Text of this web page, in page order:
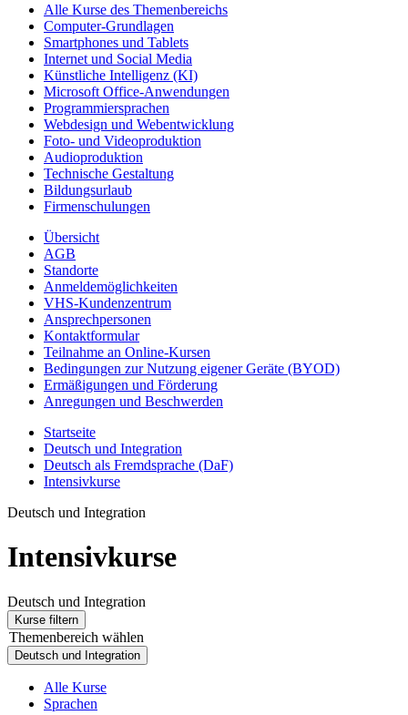
Alle Kurse des Themenbereichs
Computer-Grundlagen
Smartphones und Tablets
Internet und Social Media
Künstliche Intelligenz (KI)
Microsoft Office-Anwendungen
Programmiersprachen
Webdesign und Webentwicklung
Foto- und Videoproduktion
Audioproduktion
Technische Gestaltung
Bildungsurlaub
Firmenschulungen
Übersicht
AGB
Standorte
Anmeldemöglichkeiten
VHS-Kundenzentrum
Ansprechpersonen
Kontaktformular
Teilnahme an Online-Kursen
Bedingungen zur Nutzung eigener Geräte (BYOD)
Ermäßigungen und Förderung
Anregungen und Beschwerden
Startseite
Deutsch und Integration
Deutsch als Fremdsprache (DaF)
Intensivkurse
Deutsch und Integration
Intensivkurse
Deutsch und Integration
Kurse filtern
Themenbereich wählen
Deutsch und Integration
Alle Kurse
Sprachen